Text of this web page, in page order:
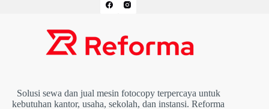
Solusi sewa dan jual mesin fotocopy terpercaya untuk
kebutuhan kantor, usaha, sekolah, dan instansi. Reforma